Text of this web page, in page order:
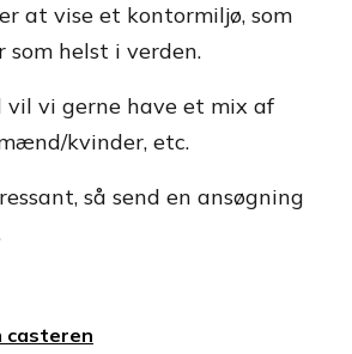
at vise et kontormiljø, som
helst i verden.
vil vi gerne have et mix af
kvinder, etc.
så send en ansøgning
casteren